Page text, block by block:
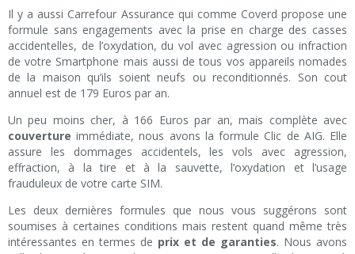
Il y a aussi Carrefour Assurance qui comme Coverd propose une
formule sans engagements avec la prise en charge des casses
accidentelles, de l’oxydation, du vol avec agression ou infraction
de votre Smartphone mais aussi de tous vos appareils nomades
de la maison qu’ils soient neufs ou reconditionnés. Son cout
annuel est de 179 Euros par an.
Un peu moins cher, à 166 Euros par an, mais complète avec
couverture immédiate, nous avons la formule Clic de AIG. Elle
assure les dommages accidentels, les vols avec agression,
effraction, à la tire et à la sauvette, l’oxydation et l’usage
frauduleux de votre carte SIM.
Les deux dernières formules que nous vous suggérons sont
soumises à certaines conditions mais restent quand même très
intéressantes en termes de prix et de garanties. Nous avons